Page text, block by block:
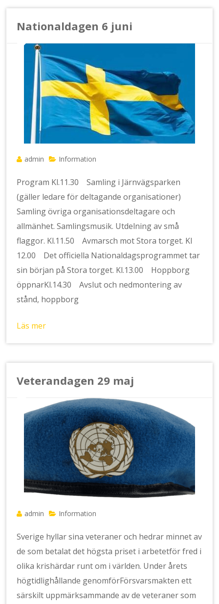
Nationaldagen 6 juni
admin Information
Program Kl.11.30 Samling i Järnvägsparken
(gäller ledare för deltagande organisationer)
Samling övriga organisationsdeltagare och
allmänhet. Samlingsmusik. Utdelning av små
flaggor. Kl.11.50 Avmarsch mot Stora torget. Kl
12.00 Det officiella Nationaldagsprogrammet tar
sin början på Stora torget. Kl.13.00 Hoppborg
öppnarKl.14.30 Avslut och nedmontering av
stånd, hoppborg
Läs mer
Veterandagen 29 maj
admin Information
Sverige hyllar sina veteraner och hedrar minnet av
de som betalat det högsta priset i arbetetför fred i
olika krishärdar runt om i världen. Under årets
högtidlighållande genomförFörsvarsmakten ett
särskilt uppmärksammande av de veteraner som